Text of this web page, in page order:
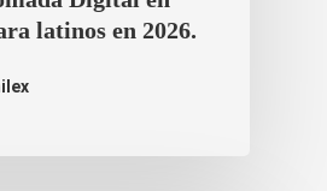
latinos en 2026.